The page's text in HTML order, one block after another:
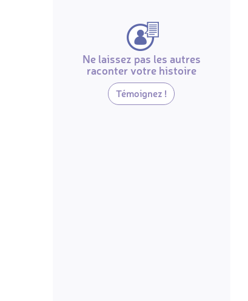
Ne laissez pas les autres
raconter votre histoire
Témoignez !